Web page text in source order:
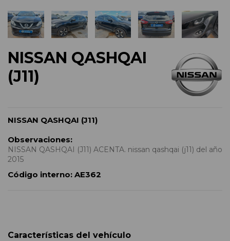
NISSAN QASHQAI
(J11)
NISSAN QASHQAI (J11)
Observaciones:
NISSAN QASHQAI (J11) ACENTA. nissan qashqai (j11) del año
2015
Código interno: AE362
Características del vehículo